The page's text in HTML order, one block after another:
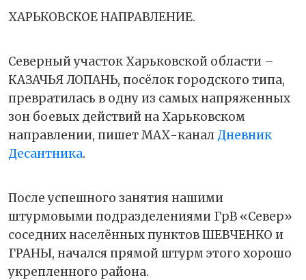
ХАРЬКОВСКОЕ НАПРАВЛЕНИЕ.
Северный участок Харьковской области –
КАЗАЧЬЯ ЛОПАНЬ, посёлок городского типа,
превратилась в одну из самых напряженных
зон боевых действий на Харьковском
направлении, пишет МАХ-канал Дневник
Десантника.
После успешного занятия нашими
штурмовыми подразделениями ГрВ «Север»
соседних населённых пунктов ШЕВЧЕНКО и
ГРАНЫ, начался прямой штурм этого хорошо
укрепленного района.